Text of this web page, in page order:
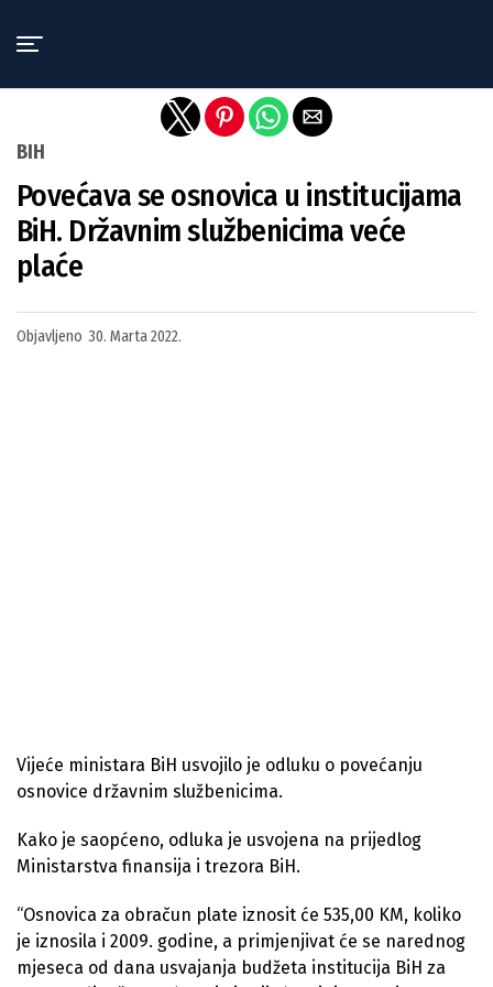
BIH
Povećava se osnovica u institucijama
BiH. Državnim službenicima veće
plaće
Objavljeno 30. Marta 2022.
Vijeće ministara BiH usvojilo je odluku o povećanju
osnovice državnim službenicima.
Kako je saopćeno, odluka je usvojena na prijedlog
Ministarstva finansija i trezora BiH.
“Osnovica za obračun plate iznosit će 535,00 KM, koliko
je iznosila i 2009. godine, a primjenjivat će se narednog
mjeseca od dana usvajanja budžeta institucija BiH za